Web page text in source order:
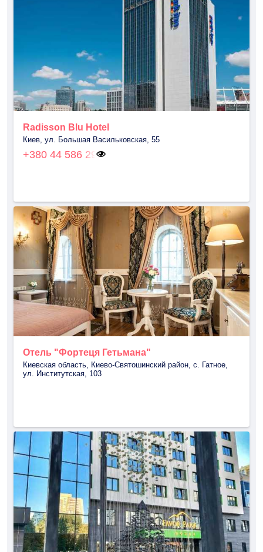
Radisson Blu Hotel
Киев, ул. Большая Васильковская, 55
+380 44 586 29
Отель "Фортеця Гетьмана"
Киевская область, Киево-Святошинский район, с. Гатное,
ул. Институтская, 103